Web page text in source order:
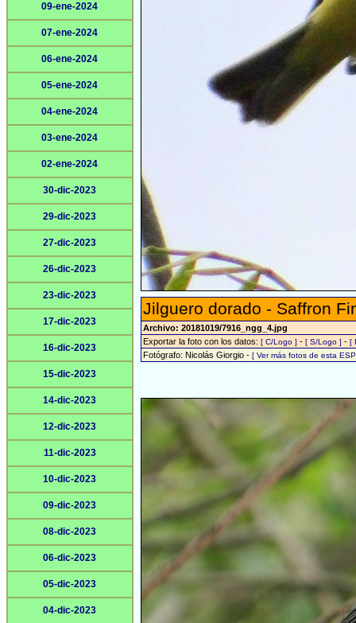
09-ene-2024
07-ene-2024
06-ene-2024
05-ene-2024
04-ene-2024
03-ene-2024
02-ene-2024
30-dic-2023
29-dic-2023
27-dic-2023
26-dic-2023
23-dic-2023
17-dic-2023
16-dic-2023
15-dic-2023
14-dic-2023
12-dic-2023
11-dic-2023
10-dic-2023
09-dic-2023
08-dic-2023
06-dic-2023
05-dic-2023
04-dic-2023
Jilguero dorado - Saffron
Archivo: 20181019/7916_ngg_4.jpg
Exportar la foto con los datos: [ C/Logo ] - [ S/Logo ] - [
Fotógrafo: Nicolás Giorgio - [ Ver más fotos de esta